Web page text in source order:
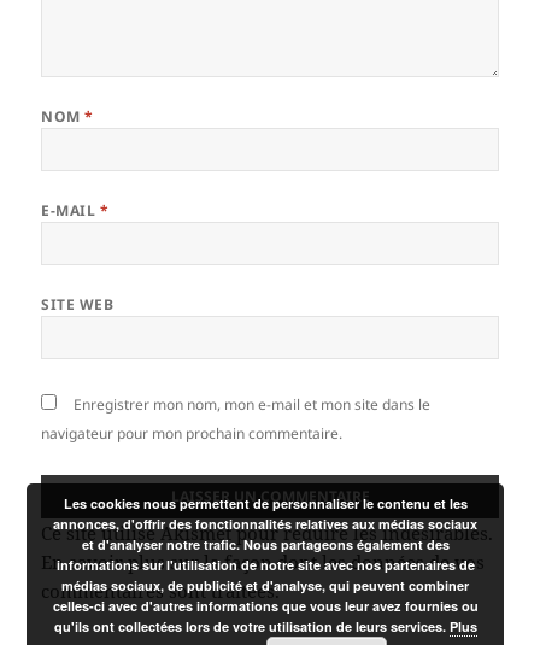
NOM*
E-MAIL *
SITE WEB
Enregistrer mon nom, mon e-mail et mon site dans le
navigateur pour mon prochain commentaire.
Ce site utilise Akismet pour réduire les indésirables.
En savoir plus sur la façon dont les données de vos
commentaires sont traitées.
Les cookies nous permettent de personnaliser le contenu et les
annonces, d'offrir des fonctionnalités relatives aux médias sociaux
et d'analyser notre trafic. Nous partageons également des
informations sur l'utilisation de notre site avec nos partenaires de
médias sociaux, de publicité et d'analyse, qui peuvent combiner
celles-ci avec d'autres informations que vous leur avez fournies ou
qu'ils ont collectées lors de votre utilisation de leurs services. Plus